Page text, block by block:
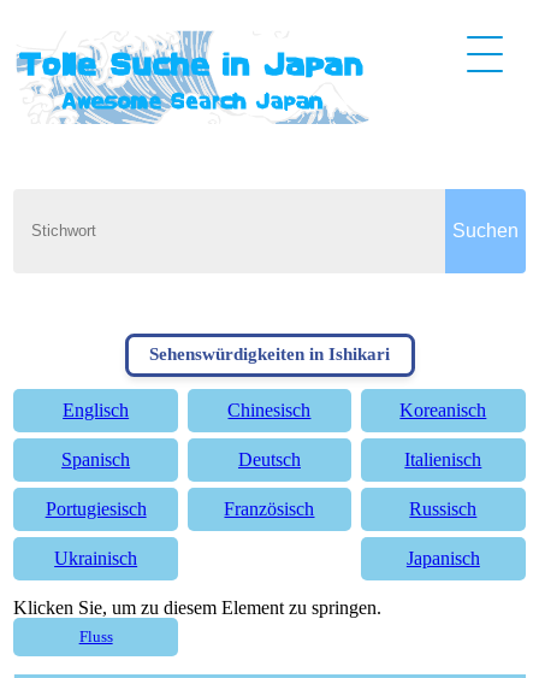
Sehenswürdigkeiten in Ishikari
Englisch Chinesisch Koreanisch
Spanisch Deutsch Italienisch
Portugiesisch Französisch Russisch
Ukrainisch Japanisch
Klicken Sie, um zu diesem Element zu springen.
Fluss